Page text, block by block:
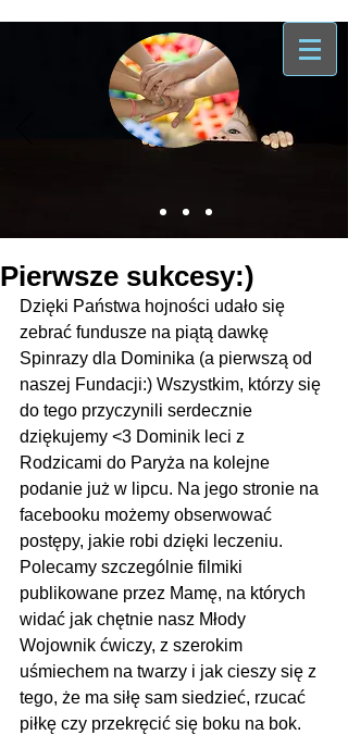
Pierwsze sukcesy:)
Dzięki Państwa hojności udało się
zebrać fundusze na piątą dawkę
Spinrazy dla Dominika (a pierwszą od
naszej Fundacji:) Wszystkim, którzy się
do tego przyczynili serdecznie
dziękujemy <3 Dominik leci z
Rodzicami do Paryża na kolejne
podanie już w lipcu. Na jego stronie na
facebooku możemy obserwować
postępy, jakie robi dzięki leczeniu.
Polecamy szczególnie filmiki
publikowane przez Mamę, na których
widać jak chętnie nasz Młody
Wojownik ćwiczy, z szerokim
uśmiechem na twarzy i jak cieszy się z
tego, że ma siłę sam siedzieć, rzucać
piłkę czy przekręcić się boku na bok.